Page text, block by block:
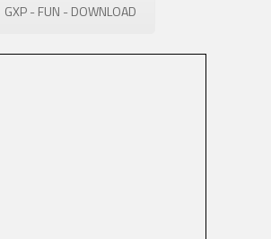
GXP - FUN - DOWNLOAD